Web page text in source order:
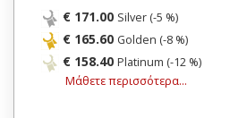
€ 171.00 Silver (-5 %)
€ 165.60 Golden (-8 %)
€ 158.40 Platinum (-12 %)
Μάθετε περισσότερα...